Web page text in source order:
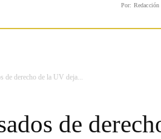
Por:
de derecho de la UV deja...
de